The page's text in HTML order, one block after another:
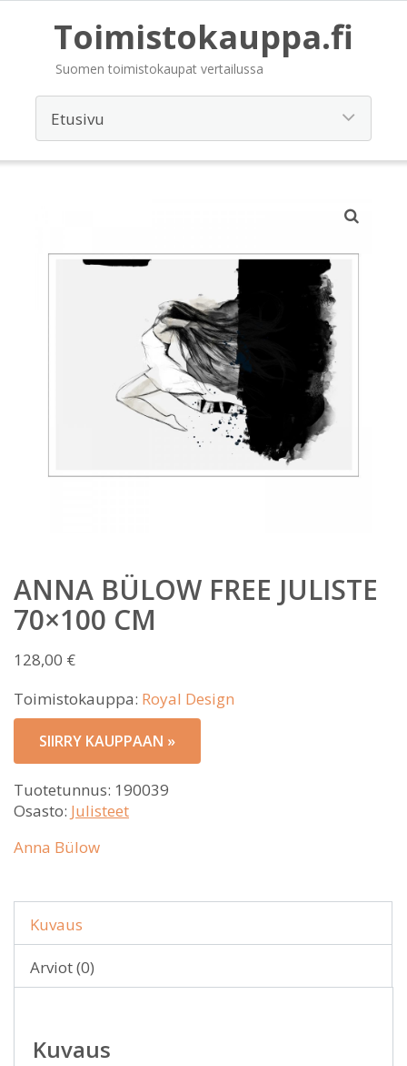
Toimistokauppa.fi
Suomen toimistokaupat vertailussa
ANNA BÜLOW FREE JULISTE
70×100 CM
128,00 €
Toimistokauppa: Royal Design
SIIRRY KAUPPAAN »
Tuotetunnus: 190039
Osasto: Julisteet
Anna Bülow
Kuvaus
Arviot (0)
Kuvaus